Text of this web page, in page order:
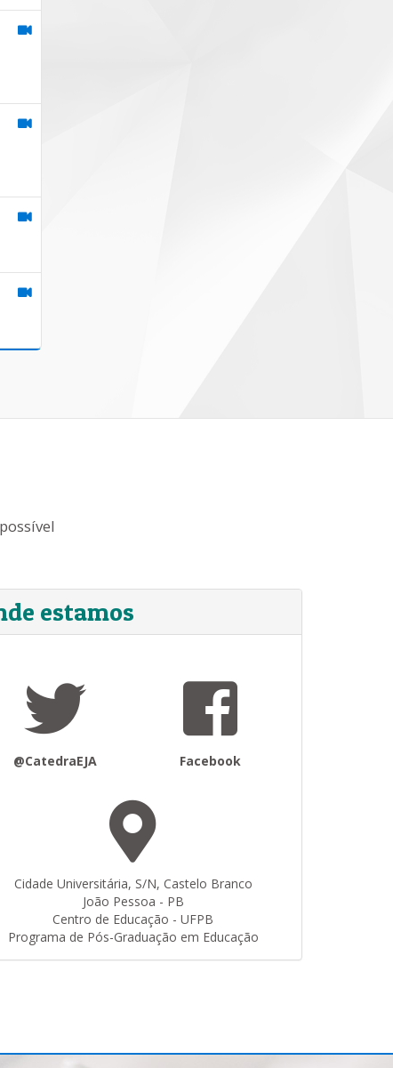
estamos
@CatedraEJA Facebook
Cidade Universitária, S/N, Castelo Branco
João Pessoa - PB
Centro de Educação - UFPB
Programa de Pós-Graduação em Educação